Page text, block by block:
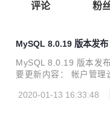
评论
粉
MySQL 8.0.19 版本发布
MySQL 8.0.19 版本发
要更新内容： 帐户管理
ION_SCHEMA注意 钥
2020-01-13 16:33:48